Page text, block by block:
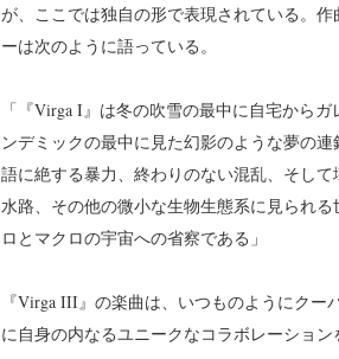
が、ここでは独自の形で表現されている。
ーは次のように語っている。
「『Virga I』は冬の吹雪の最中に自宅から
ンデミックの最中に見た幻影のような夢の
語に絶する暴力、終わりのない混乱、そし
水路、その他の微小な生物生態系に見られ
ロとマクロの宇宙への省察である」
『Virga III』の楽曲は、いつものようにク
に自身の内なるユニークなコラボレーショ